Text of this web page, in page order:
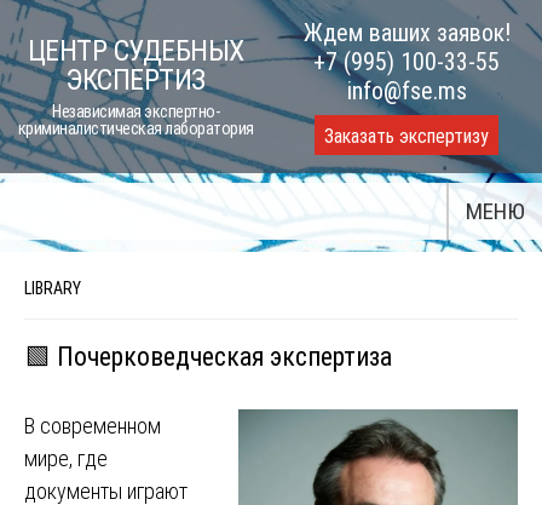
Skip
to
content
ЦЕНТР СУДЕБНЫХ
ЭКСПЕРТИЗ
Независимая экспертно-
криминалистическая лаборатория
Ждем ваших заявок!
+7 (995) 100-33-55
info@fse.ms
Заказать экспертизу
МЕНЮ
LIBRARY
🟩 Почерковедческая экспертиза
В современном
мире, где
документы играют